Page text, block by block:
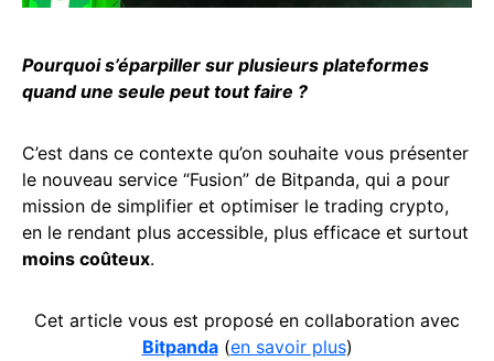
Pourquoi s’éparpiller sur plusieurs plateformes
quand une seule peut tout faire ?
C’est dans ce contexte qu’on souhaite vous présenter
le nouveau service “Fusion” de Bitpanda, qui a pour
mission de simplifier et optimiser le trading crypto,
en le rendant plus accessible, plus efficace et surtout
moins coûteux.
Cet article vous est proposé en collaboration avec
Bitpanda(en savoir plus)